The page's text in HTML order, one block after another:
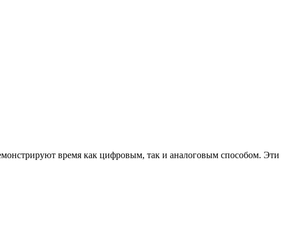
время как цифровым, так и аналоговым способом. Эти